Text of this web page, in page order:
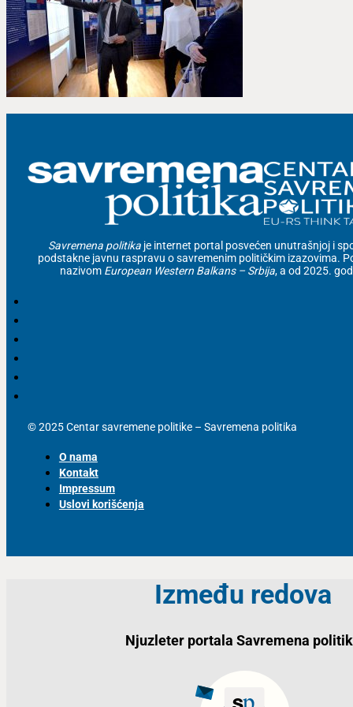
Savremena politika je internet portal posvećen unutrašnjoj i
podstakne javnu raspravu o savremenim političkim izazovima.
nazivom European Western Balkans – Srbija, a od 2025.
© 2025 Centar savremene politike – Savremena politika
O nama
Kontakt
Impressum
Uslovi korišćenja
Između redova
Njuzleter portala Savremena